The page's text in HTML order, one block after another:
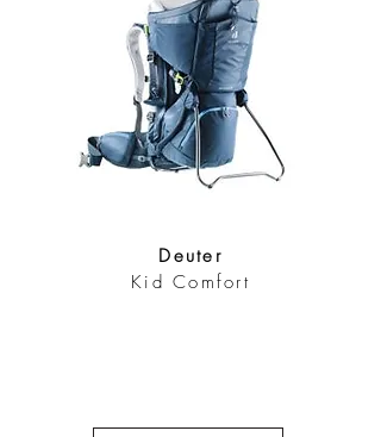
Deuter
Kid Comfort